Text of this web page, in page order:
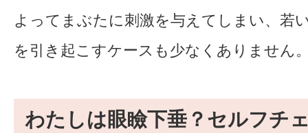
よってまぶたに刺激を与えてしまい、若
を引き起こすケースも少なくありません
わたしは眼瞼下垂？セルフチ